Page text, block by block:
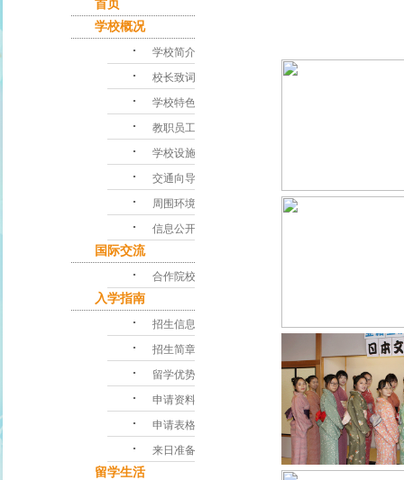
首页
学校概况
･ 学校简介
･ 校长致词
･ 学校特色
･ 教职员工
･ 学校设施
･ 交通向导
･ 周围环境
･ 信息公开
国际交流
･ 合作院校
入学指南
･ 招生信息
･ 招生简章
･ 留学优势
･ 申请资料
･ 申请表格
･ 来日准备
留学生活